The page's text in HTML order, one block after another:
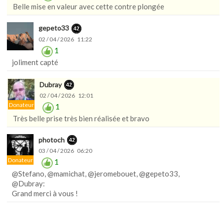
Belle mise en valeur avec cette contre plongée
gepeto33
02 / 04 / 2026 11:22
1
joliment capté
Donateur
Dubray
02 / 04 / 2026 12:01
1
Très belle prise très bien réalisée et bravo
Donateur
photoch
03 / 04 / 2026 06:20
1
@Stefano, @mamichat, @jeromebouet, @gepeto33,
@Dubray:
Grand merci à vous !